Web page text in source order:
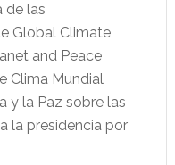
de las
Global Climate
and Peace
Clima Mundial
y la Paz sobre las
la presidencia por